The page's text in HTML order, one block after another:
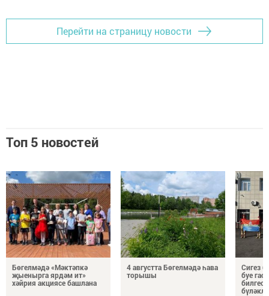
Перейти на страницу новости
Топ 5 новостей
Бөгелмәдә «Мәктәпкә
җыенырга ярдәм ит»
хәйрия акциясе башлана
4 августта Бөгелмәдә һава
торышы
Сигез
буе